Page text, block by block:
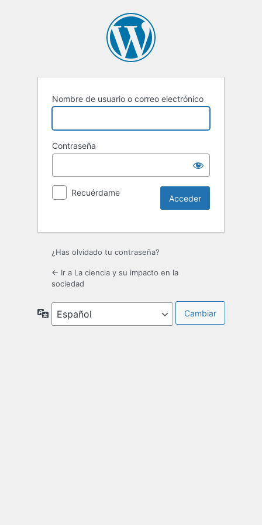
Nombre de usuario o correo electrónico
Contraseña
Recuérdame
¿Has olvidado tu contraseña?
← Ir a La ciencia y su impacto en la
sociedad
Idioma